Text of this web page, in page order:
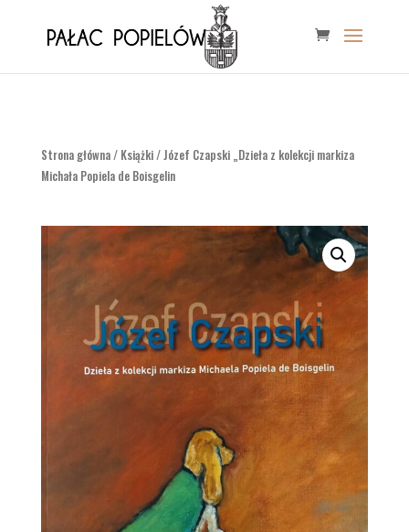
Strona główna/ Książki/ Józef Czapski „Dzieła z kolekcji markiza
Michała Popiela de Boisgelin